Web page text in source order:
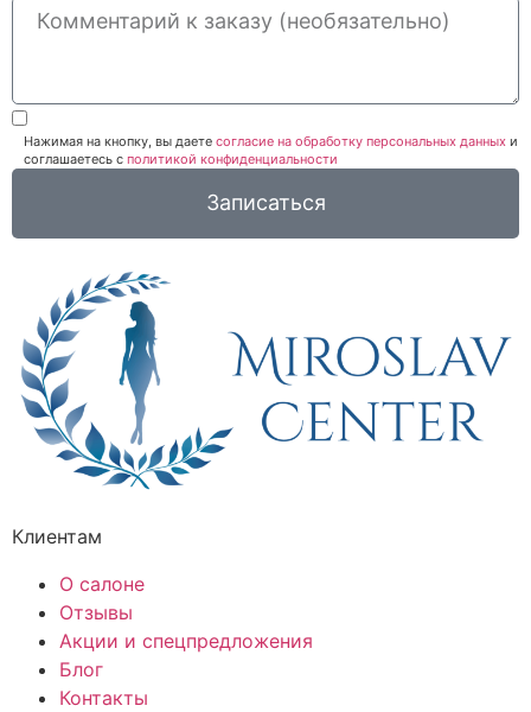
Нажимая на кнопку, вы даете согласие на обработку персональных данных и
соглашаетесь c политикой конфиденциальности
Записаться
Клиентам
О салоне
Отзывы
Акции и спецпредложения
Блог
Контакты